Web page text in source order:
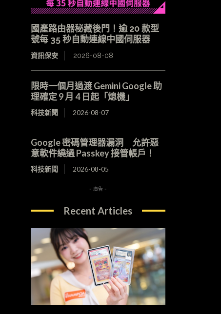
國產路由器秘藏後門！逾 20 款型
號每 35 秒自動連線中國伺服器
資訊保安 2026-08-08
限時一個月過渡 Gemini Google 助
理確定 9 月 4 日起「熄機」
科技新聞 2026-08-07
Google 密碼管理器漏洞 允許惡
意軟件繞過 Passkey 接管帳戶！
科技新聞 2026-08-05
- 廣告 -
Recent Articles